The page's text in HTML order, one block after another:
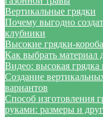
Вертикальные грядки
Почему выгодно
клубники
Высокие грядки-короба
Как выбрать материал
Видео: высокая
Создание
вариантов
Способ изготовления
руками: размеры и